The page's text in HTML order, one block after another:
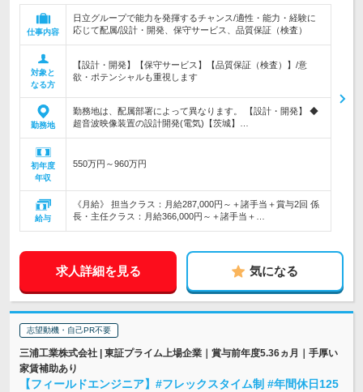
仕事内容
日立グループで能力を発揮するチャンス/適性・能力・経験に
応じて配属/設計・開発、保守サービス、品質保証（検査）
対象と
なる方
【設計・開発】【保守サービス】【品質保証（検査）】/意
欲・ポテンシャルも重視します
勤務地
勤務地は、配属部署によって異なります。 【設計・開発】 ◆
超音波映像装置の設計開発(電気)【茨城】…
初年度
年収
550万円～960万円
給与
《月給》 担当クラス：月給287,000円～＋諸手当＋賞与2回 係
長・主任クラス：月給366,000円～＋諸手当＋…
求人詳細を見る 気になる
志望動機・自己PR不要
三浦工業株式会社 | 東証プライム上場企業｜賞与前年度5.36ヵ月｜手厚い
家賃補助あり
【フィールドエンジニア】#フレックスタイム制 #年間休日125